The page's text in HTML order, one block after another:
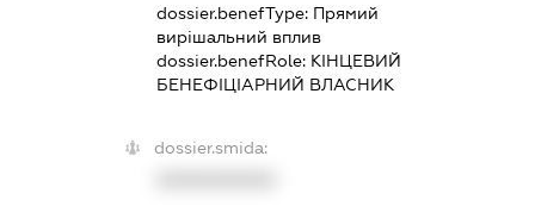
dossier.benefType: Прямий
вирішальний вплив
dossier.benefRole: КІНЦЕВИЙ
БЕНЕФІЦІАРНИЙ ВЛАСНИК
dossier.smida: